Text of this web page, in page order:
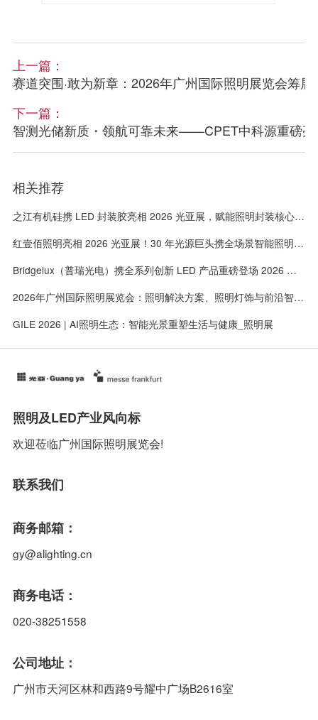
上一篇：
赛道突围·敢为新章：2026年广州国际照明展览会筹
下一篇：
智测光储新质・领航可靠未来——CPET中科源重磅亮
相关推荐
之江有机硅携 LED 封装胶亮相 2026 光亚展，赋能照明封装核心环节
红壹佰照明亮相 2026 光亚展！30 年光源巨头携全场景智能照明新品赋能产业升级
Bridgelux（普瑞光电）携全系列创新 LED 产品重磅登场 2026 广州光亚展_广州国际照明展览会
2026年广州国际照明展览会：照明解决方案、照明灯饰与前沿智造技术为三大核心，全面引领行业创新趋势
GILE 2026 | AI照明生态：智能光景重塑生活与健康_照明展
照明及LED产业风向标
欢迎莅临广州国际照明展览会!
联系我们
商务邮箱：
gy@alighting.cn
商务电话：
020-38251558
公司地址：
广州市天河区林和西路9号耀中广场B2616室